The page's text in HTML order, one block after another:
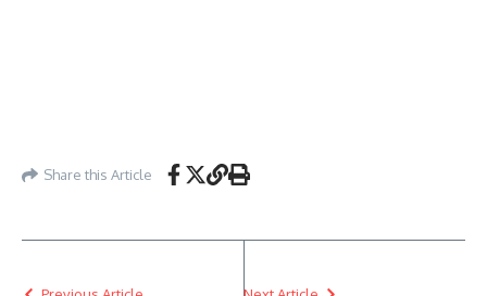
Share this Article